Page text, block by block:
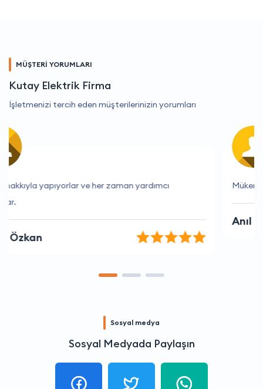
MÜŞTERİ YORUMLARI
Kutay Elektrik Firma
İşletmenizi tercih eden müşterilerinizin yorumları
Mükemmel hizmet, çok yardımcı oldular.
Anıl Uysal
Sosyal medya
Sosyal Medyada Paylaşın